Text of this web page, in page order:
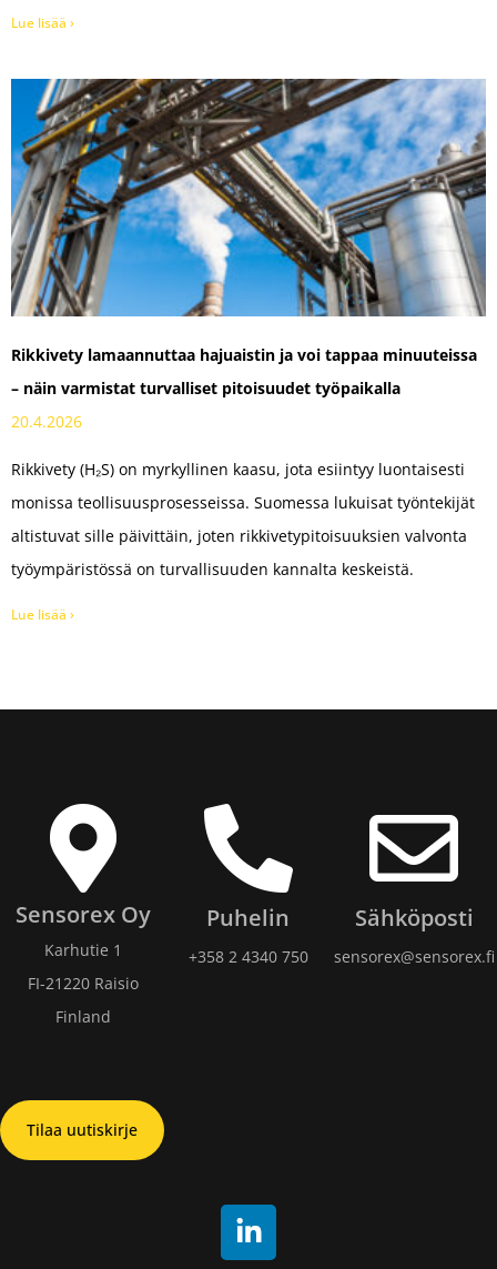
Lue lisää ›
Rikkivety lamaannuttaa hajuaistin ja voi tappaa minuuteissa
– näin varmistat turvalliset pitoisuudet työpaikalla
20.4.2026
Rikkivety (H₂S) on myrkyllinen kaasu, jota esiintyy luontaisesti
monissa teollisuusprosesseissa. Suomessa lukuisat työntekijät
altistuvat sille päivittäin, joten rikkivetypitoisuuksien valvonta
työympäristössä on turvallisuuden kannalta keskeistä.
Lue lisää ›
Sensorex Oy
Karhutie 1
FI-21220 Raisio
Finland
Puhelin
+358 2 4340 750​
Sähköposti
sensorex@sensorex.fi
Tilaa uutiskirje